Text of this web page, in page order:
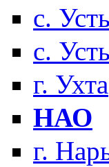
с.
с.
г. Ухта
НАО
г.